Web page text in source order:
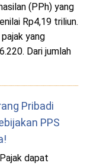
(PPh) yang
Rp4,19 triliun.
yang
Dari jumlah
Pribadi
PPS
dapat